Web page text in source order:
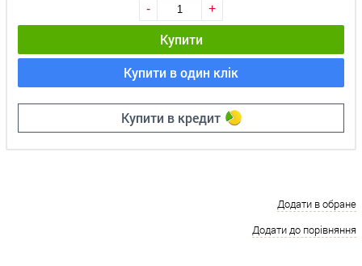
- +
Купити
Купити в один клік
Купити в кредит
Додати в обране
Додати до порівняння